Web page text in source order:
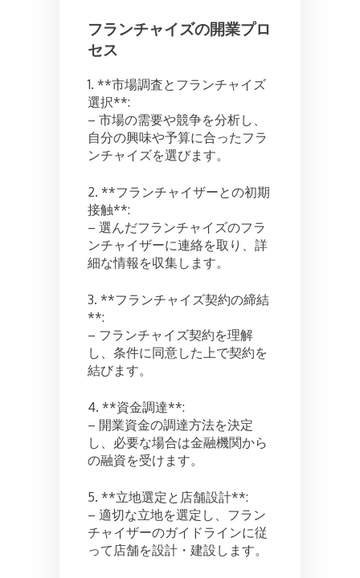
フランチャイズの開業プロ
セス
1. **市場調査とフランチャイズ
選択**:
– 市場の需要や競争を分析し、
自分の興味や予算に合ったフラ
ンチャイズを選びます。
2. **フランチャイザーとの初期
接触**:
– 選んだフランチャイズのフラ
ンチャイザーに連絡を取り、詳
細な情報を収集します。
3. **フランチャイズ契約の締結
**:
– フランチャイズ契約を理解
し、条件に同意した上で契約を
結びます。
4. **資金調達**:
– 開業資金の調達方法を決定
し、必要な場合は金融機関から
の融資を受けます。
5. **立地選定と店舗設計**:
– 適切な立地を選定し、フラン
チャイザーのガイドラインに従
って店舗を設計・建設します。